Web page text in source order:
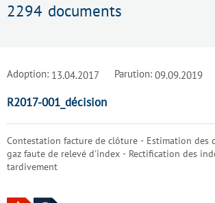
2294 documents
Adoption: 13.04.2017 Parution: 09.09.2019
R2017-001_décision
Contestation facture de clôture - Estimation des
gaz faute de relevé d'index - Rectification des
tardivement